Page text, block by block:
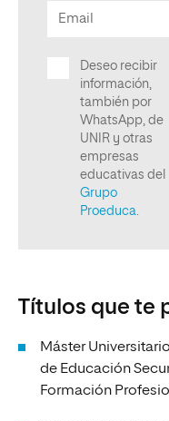
Títulos que te
Máster
de Educación
Formación